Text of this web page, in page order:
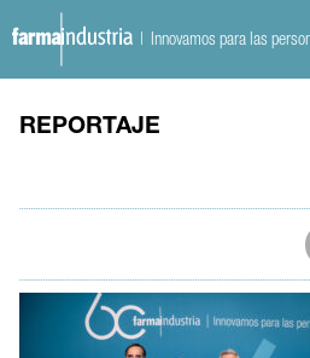
| Innovamos para las
REPORTAJE